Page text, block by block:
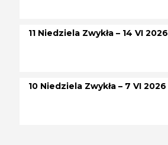
11 Niedziela Zwykła – 14 VI 2026
10 Niedziela Zwykła – 7 VI 2026